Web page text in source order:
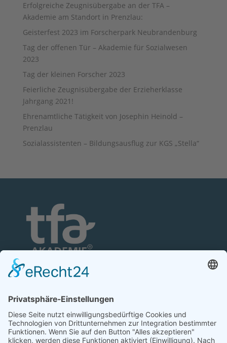
Erfolgreiche Zeugnisübergabe an der TFA –
Akademie am Standort in Prenzlau:
Geisterfest 2023 im Forscherpark Neubrandenburg
Tag der offenen Tür – Akademie für Sozialwesen
2023
Tag der kleinen Forscher 2023
Feierliche Zeugnisübergabe der Erzieherklasse
Jahrgang 2021!
Ehrenamtliche Tätigkeit von Josephin Heinold –
Prenzlau
Sozialassistenten – Bildungsausflug zur KGS „Stella“
Nonnenhofer Straße 24/26
17033 Neubrandenburg
Telefon: 0395 35 88 100
Telefax: 0395 35 88 111